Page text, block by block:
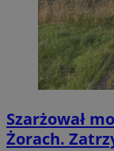
Szarżował
Żorach.